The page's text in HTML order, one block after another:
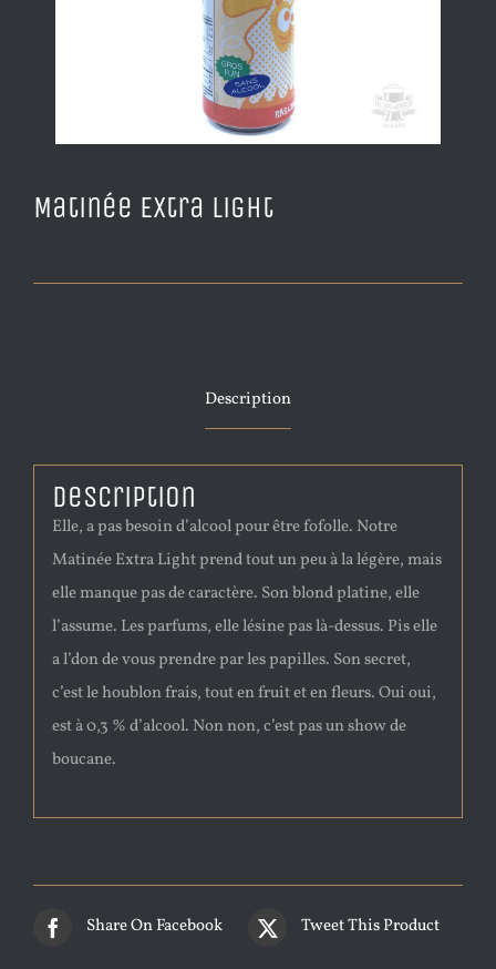
Matinée Extra Light
Description
Description
Elle, a pas besoin d’alcool pour être fofolle. Notre
Matinée Extra Light prend tout un peu à la légère, mais
elle manque pas de caractère. Son blond platine, elle
l’assume. Les parfums, elle lésine pas là-dessus. Pis elle
a l’don de vous prendre par les papilles. Son secret,
c’est le houblon frais, tout en fruit et en fleurs. Oui oui,
est à 0,3 % d’alcool. Non non, c’est pas un show de
boucane.
Share On Facebook Tweet This Product